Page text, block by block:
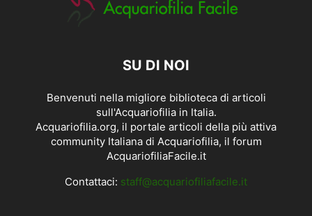
SU DI NOI
Benvenuti nella migliore biblioteca di articoli
sull'Acquariofilia in Italia.
Acquariofilia.org, il portale articoli della più attiva
community Italiana di Acquariofilia, il forum
AcquariofiliaFacile.it
Contattaci: staff@acquariofiliafacile.it